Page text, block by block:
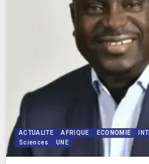
ACTUALITE AFRIQUE ECONOMIE
Sciences
UNE